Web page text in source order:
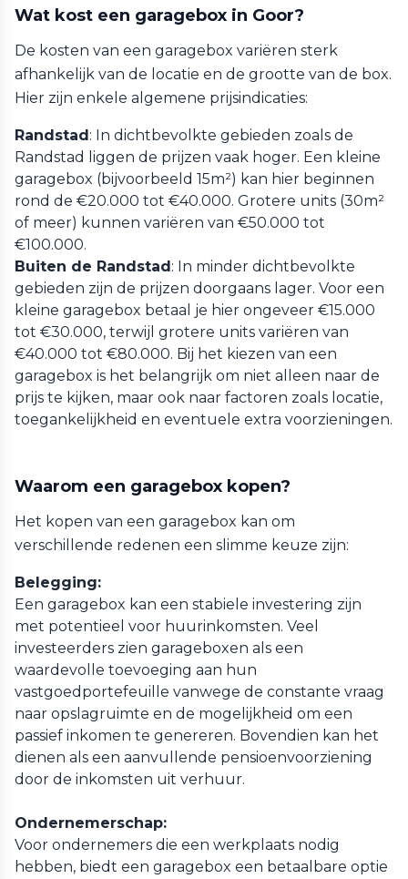
Wat kost een garagebox in Goor?
De kosten van een garagebox variëren sterk
afhankelijk van de locatie en de grootte van de box.
Hier zijn enkele algemene prijsindicaties:
Randstad: In dichtbevolkte gebieden zoals de
Randstad liggen de prijzen vaak hoger. Een kleine
garagebox (bijvoorbeeld 15m²) kan hier beginnen
rond de €20.000 tot €40.000. Grotere units (30m²
of meer) kunnen variëren van €50.000 tot
€100.000.
Buiten de Randstad: In minder dichtbevolkte
gebieden zijn de prijzen doorgaans lager. Voor een
kleine garagebox betaal je hier ongeveer €15.000
tot €30.000, terwijl grotere units variëren van
€40.000 tot €80.000. Bij het kiezen van een
garagebox is het belangrijk om niet alleen naar de
prijs te kijken, maar ook naar factoren zoals locatie,
toegankelijkheid en eventuele extra voorzieningen.
Waarom een garagebox kopen?
Het kopen van een garagebox kan om
verschillende redenen een slimme keuze zijn:
Belegging:
Een garagebox kan een stabiele investering zijn
met potentieel voor huurinkomsten. Veel
investeerders zien garageboxen als een
waardevolle toevoeging aan hun
vastgoedportefeuille vanwege de constante vraag
naar opslagruimte en de mogelijkheid om een
passief inkomen te genereren. Bovendien kan het
dienen als een aanvullende pensioenvoorziening
door de inkomsten uit verhuur.
Ondernemerschap:
Voor ondernemers die een werkplaats nodig
hebben, biedt een garagebox een betaalbare optie